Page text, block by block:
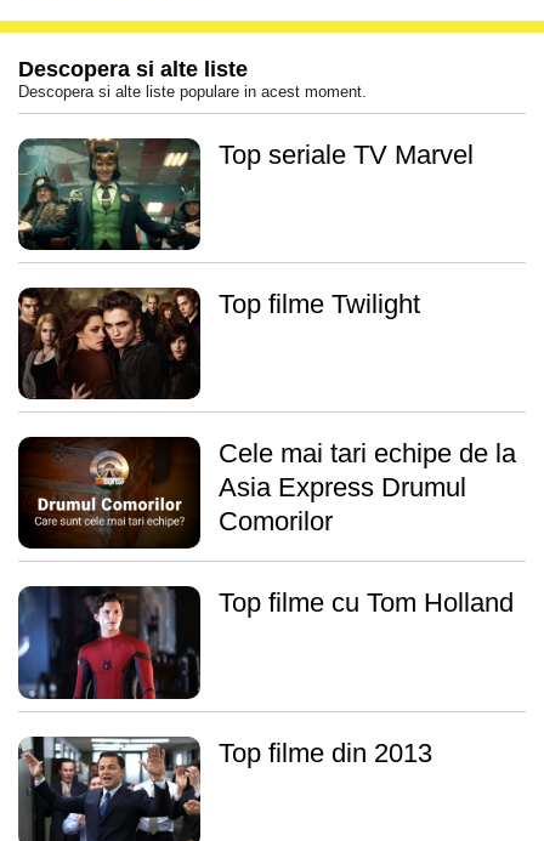
Descopera si alte liste
Descopera si alte liste populare in acest moment.
Top seriale TV Marvel
Top filme Twilight
Cele mai tari echipe de la
Asia Express Drumul
Comorilor
Top filme cu Tom Holland
Top filme din 2013